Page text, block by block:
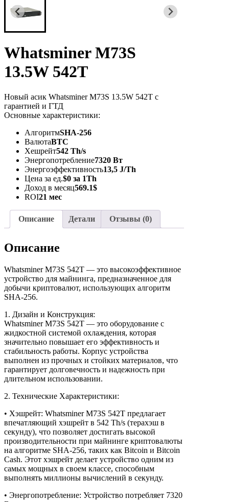
Whatsminer M73S
13.5W 542T
Новый асик Whatsminer M73S 13.5W 542T с
гарантией и ГТД
Основные характеристики:
АлгоритмSHA-256
ВалютаBTC
Хешрейт542 Th/s
Энергопотребление7320 Вт
Энергоэффективность13,5 J/Th
Цена за ед.$0 за 1Th
Доход в месяц569.1$
ROI21 мес
Описание Детали Отзывы (0)
Описание
Whatsminer M73S 542T — это высокоэффективное
устройство для майнинга, предназначенное для
добычи криптовалют, использующих алгоритм
SHA-256.
1. Дизайн и Конструкция:
Whatsminer M73S 542T — это оборудование с
жидкостной системой охлаждения, которая
значительно повышает его эффективность и
стабильность работы. Корпус устройства
выполнен из прочных и стойких материалов, что
гарантирует долговечность и надежность при
длительном использовании.
2. Технические Характеристики:
• Хэшрейт: Whatsminer M73S 542T предлагает
впечатляющий хэшрейт в 542 Th/s (терахэш в
секунду), что позволяет достигать высокой
производительности при майнинге криптовалюты
на алгоритме SHA-256, таких как Bitcoin и Bitcoin
Cash. Этот хэшрейт делает устройство одним из
самых мощных в своем классе, способным
выполнять миллионы вычислений в секунду.
• Энергопотребление: Устройство потребляет 7320